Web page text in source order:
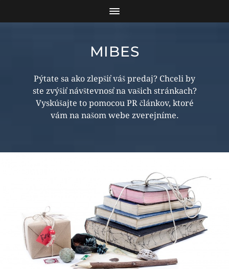
MIBES
Pýtate sa ako zlepšiť váš predaj? Chceli by
ste zvýšiť návštevnosť na vašich stránkach?
Vyskúšajte to pomocou PR článkov, ktoré
vám na našom webe zverejníme.